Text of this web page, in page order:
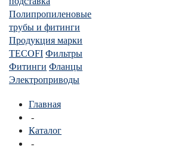
Полипропиленовые
трубы и фитинги
Продукция марки
TECOFI Фильтры
Фитинги Фланцы
Электроприводы
Главная
-
Каталог
-